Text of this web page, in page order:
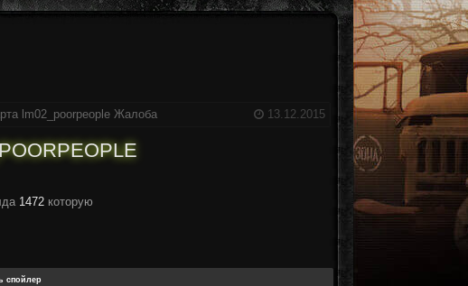
13.12.2015
lm02_poorpeople Жалоба
1472 которую